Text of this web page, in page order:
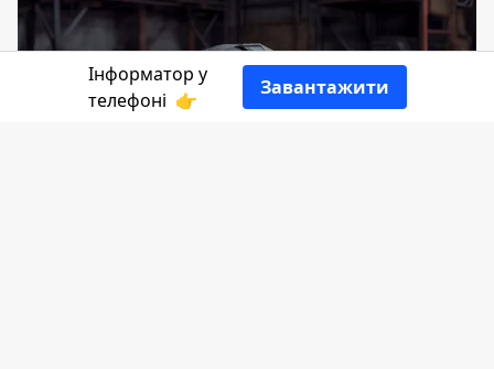
Інформатор у
телефоні 👉
Завантажити